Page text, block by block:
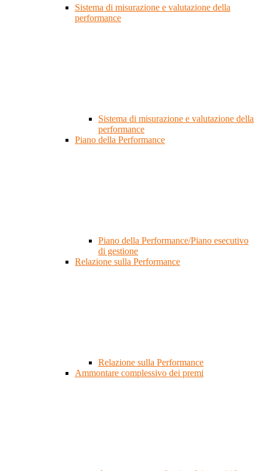
Sistema di misurazione e valutazione della
performance
Sistema di misurazione e valutazione della
performance
Piano della Performance
Piano della Performance/Piano esecutivo
di gestione
Relazione sulla Performance
Relazione sulla Performance
Ammontare complessivo dei premi